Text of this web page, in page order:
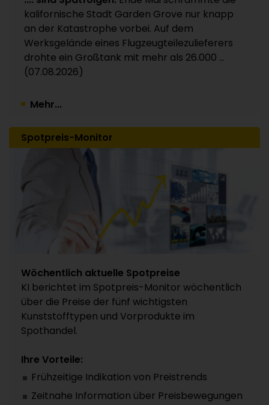
Kunststoffverpackungen an Investor Apax
Partners / 15 Werke betroffen
30.07.2026
kalifornische Stadt Garden Grove nur knapp
an der Katastrophe vorbei. Auf dem
Werksgelände eines Flugzeugteilezulieferers
drohte ein Großtank mit mehr als 26.000 ...
(07.08.2026)
Mehr...
Spotpreis-Monitor
Wöchentlich aktuelle Spotpreise
KI berichtet im Spotpreis-Monitor wöchentlich
über die Preise der fünf wichtigsten
Kunststofftypen und Vorprodukte im
Spothandel.
Ihre Vorteile:
Frühzeitige Indikation von Preistrends
Zeitnahe Information über Preisbewegungen